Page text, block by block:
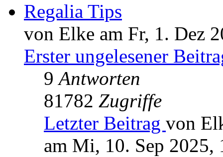
Regalia Tips
von Elke am Fr, 1. Dez
Erster ungelesener
9Antworten
81782 Zugriffe
Letzter Beitrag von
am Mi, 10. Sep 2025,